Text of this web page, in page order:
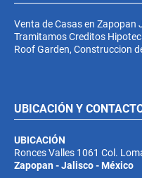
Venta de Casas en Zapopan
Tramitamos Creditos
Roof Garden, Construccion
UBICACIÓN Y
UBICACIÓN
Ronces Valles 1061 Col.
Zapopan - Jalisco - México